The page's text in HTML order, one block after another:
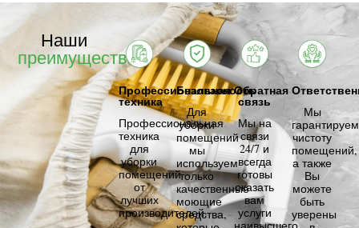
Наши
преимущества
Профессиональная
техника
Профессиональная
техника
для
уборки
помещений
от
лучших
производителей.
Безопасность
Для
уборки
помещений
мы
используем
только
качественные
моющие
средства,
Обратная
связь
Мы на
связи
24/7 и
всегда
готовы
оказать
вам
услуги
Мы
гарантируем
чистоту
помещений,
а также
Вы
можете
быть
уверены